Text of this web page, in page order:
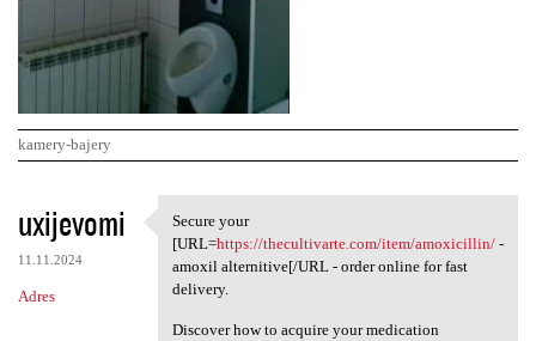
kamery-bajery
K
o
m
e
uxijevomi
11.11.2024
Adres
Secure your [URL=https:/
Secure your
[URL=https://thecultivarte.com/item/amoxicillin/-
amoxil alternitive[/URL - order online for fast
delivery.
Discover how to acquire your medication